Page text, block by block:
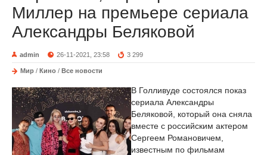
Миллер на премьере сериала
Александры Беляковой
admin 26-11-2021, 23:58 3 299
Мир / Кино / Все новости
В Голливуде состоялся показ
сериала Александры
Беляковой, который она сняла
вместе с российским актером
Сергеем Романовичем,
известным по фильмам